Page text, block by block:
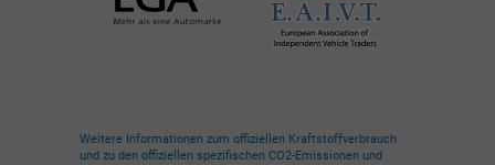
Weitere Informationen zum offiziellen Kraftstoffverbrauch
und zu den offiziellen spezifischen CO2-Emissionen und